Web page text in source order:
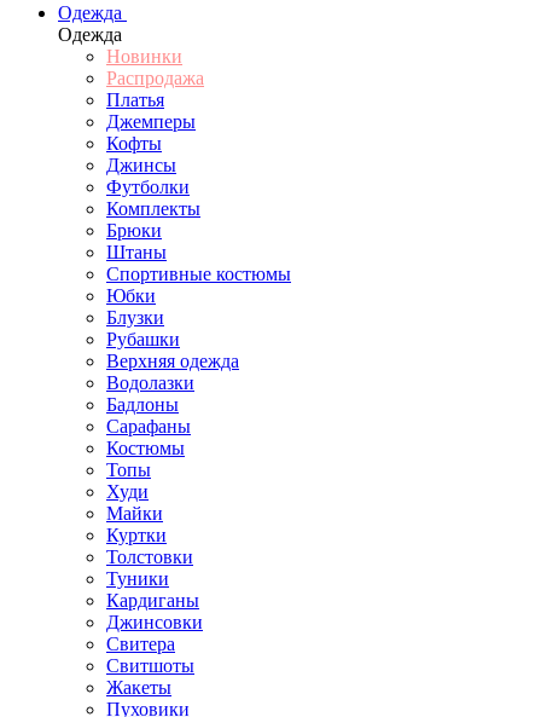
Одежда
Одежда
Новинки
Распродажа
Платья
Джемперы
Кофты
Джинсы
Футболки
Комплекты
Брюки
Штаны
Спортивные костюмы
Юбки
Блузки
Рубашки
Верхняя одежда
Водолазки
Бадлоны
Сарафаны
Костюмы
Топы
Худи
Майки
Куртки
Толстовки
Туники
Кардиганы
Джинсовки
Свитера
Свитшоты
Жакеты
Пуховики